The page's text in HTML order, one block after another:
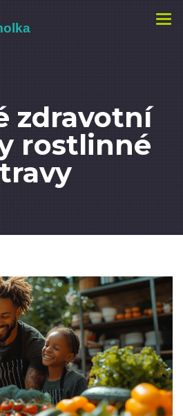
zdravotní
rostlinné